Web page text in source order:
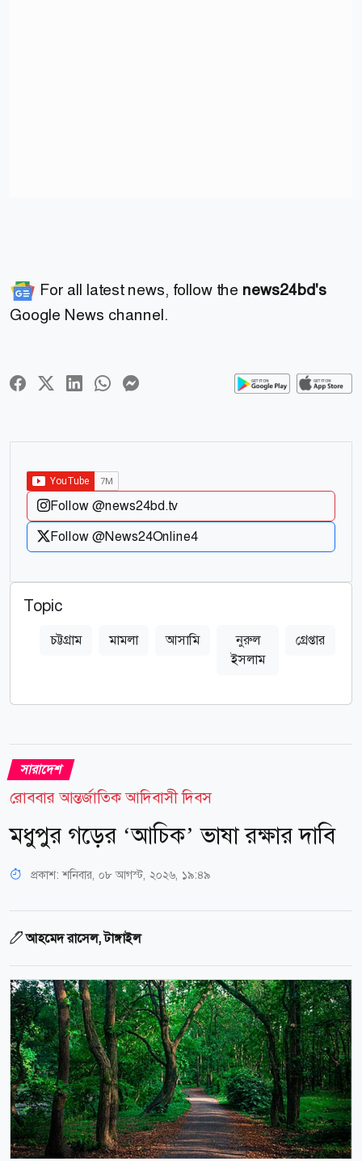
For all latest news, follow the news24bd's
Google News channel.
Follow @news24bd.tv
Follow @News24Online4
Topic
চট্টগ্রাম মামলা আসামি
নুরুল
ইসলাম
গ্রেপ্তার
সারাদেশ
রোববার আন্তর্জাতিক আদিবাসী দিবস
মধুপুর গড়ের ‘আচিক’ ভাষা রক্ষার দাবি
প্রকাশ:শনিবার, ০৮ আগস্ট, ২০২৬, ১৯:৪৯
আহমেদ রাসেল, টাঙ্গাইল